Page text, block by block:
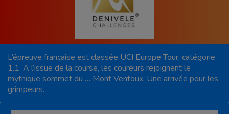
L’épreuve française est classée UCI Europe Tour, catégorie
1.1. A l’issue de la course, les coureurs rejoignent le
mythique sommet du … Mont Ventoux. Une arrivée pour les
grimpeurs.